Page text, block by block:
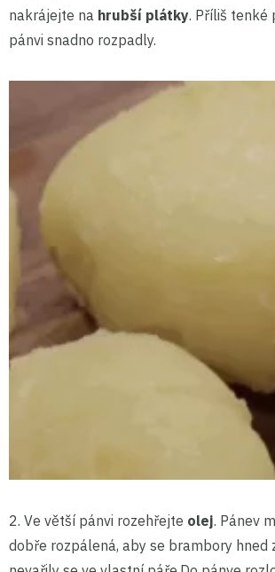
nakrájejte na hrubší plátky. Příliš tenké
pánvi snadno rozpadly.
2. Ve větší pánvi rozehřejte olej. Pánev
dobře rozpálená, aby se brambory hned